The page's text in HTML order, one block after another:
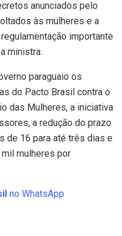
anunciados pelo
às mulheres e a
importante
ministra.
paraguaio os
do Pacto Brasil contra o
das Mulheres, a iniciativa
a redução do prazo
de 16 para até três dias e
mulheres por
no WhatsApp